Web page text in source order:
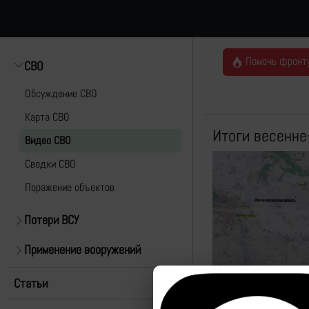
СВО
Обсуждение СВО
Карта СВО
Видео СВО
Cводки СВО
Поражение объектов
Потери ВСУ
Применение вооружений
Статьи
Помочь
Итоги